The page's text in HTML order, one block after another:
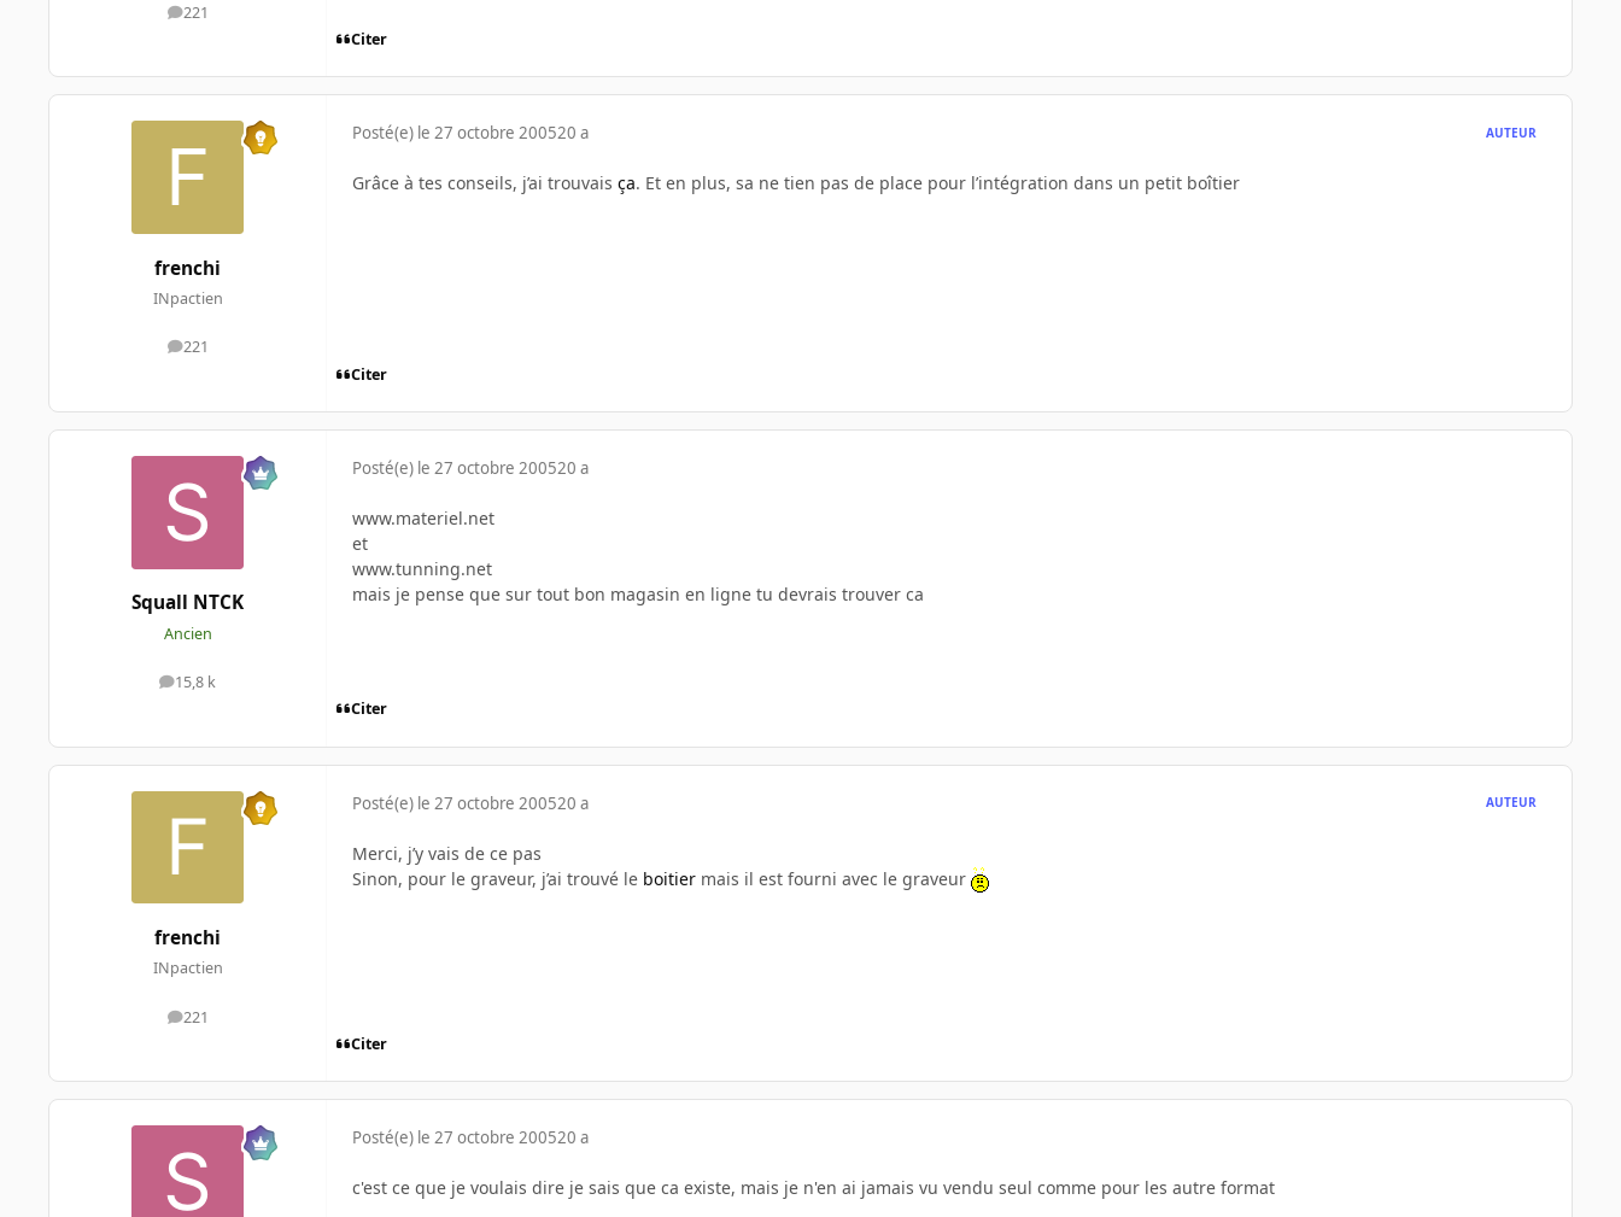
221
messages
Citer
frenchi
INpactien
221
messages
Posté(e) le 27 octobre 200520 a AUTEUR
Grâce à tes conseils, j’ai trouvais ça. Et en plus, sa ne tien pas de place pour l’intégration dans un petit boîtier
Citer
Squall NTCK
Ancien
15,8 k
messages
Posté(e) le 27 octobre 200520 a
www.materiel.net
et
www.tunning.net
mais je pense que sur tout bon magasin en ligne tu devrais trouver ca
Citer
frenchi
INpactien
221
messages
Posté(e) le 27 octobre 200520 a AUTEUR
Merci, j’y vais de ce pas
Sinon, pour le graveur, j’ai trouvé le boitier mais il est fourni avec le graveur
Citer
Posté(e) le 27 octobre 200520 a
c'est ce que je voulais dire je sais que ca existe, mais je n'en ai jamais vu vendu seul comme pour les autre format